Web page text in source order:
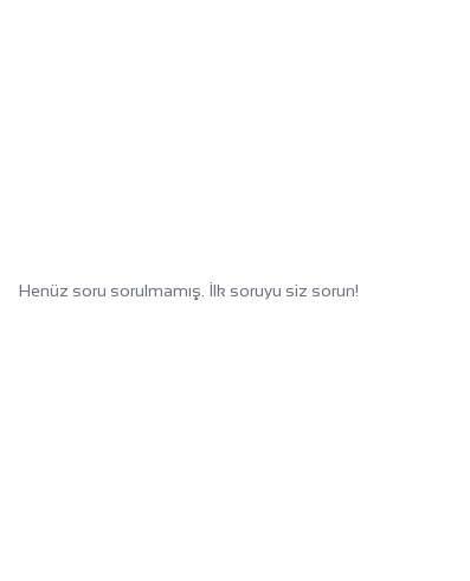
Henüz soru sorulmamış. İlk soruyu siz sorun!